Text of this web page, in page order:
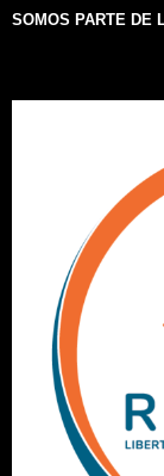
SOMOS PARTE DE